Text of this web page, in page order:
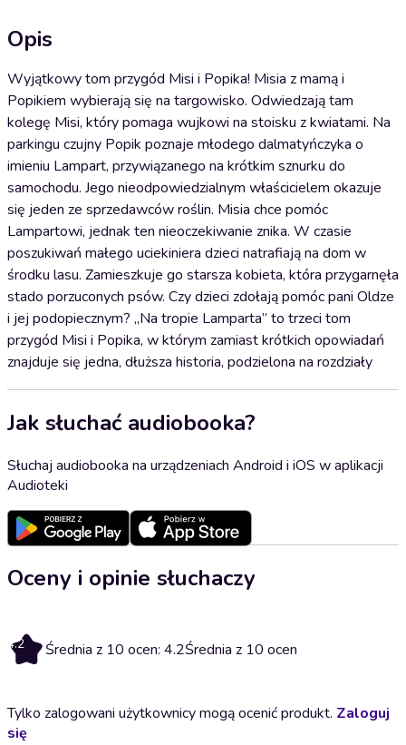
Opis
Wyjątkowy tom przygód Misi i Popika! Misia z mamą i
Popikiem wybierają się na targowisko. Odwiedzają tam
kolegę Misi, który pomaga wujkowi na stoisku z kwiatami. Na
parkingu czujny Popik poznaje młodego dalmatyńczyka o
imieniu Lampart, przywiązanego na krótkim sznurku do
samochodu. Jego nieodpowiedzialnym właścicielem okazuje
się jeden ze sprzedawców roślin. Misia chce pomóc
Lampartowi, jednak ten nieoczekiwanie znika. W czasie
poszukiwań małego uciekiniera dzieci natrafiają na dom w
środku lasu. Zamieszkuje go starsza kobieta, która przygarnęła
stado porzuconych psów. Czy dzieci zdołają pomóc pani Oldze
i jej podopiecznym? „Na tropie Lamparta” to trzeci tom
przygód Misi i Popika, w którym zamiast krótkich opowiadań
znajduje się jedna, dłuższa historia, podzielona na rozdziały
Jak słuchać audiobooka?
Słuchaj audiobooka na urządzeniach Android i iOS w aplikacji
Audioteki
Oceny i opinie słuchaczy
4.2 Średnia z 10 ocen: 4.2Średnia z 10 ocen
Tylko zalogowani użytkownicy mogą ocenić produkt. Zaloguj
się